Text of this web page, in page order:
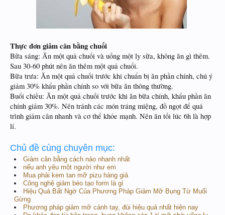
Thực đơn giảm cân bằng chuối
Bữa sáng: Ăn một quả chuối và uống một ly sữa, không ăn gì thêm.
Sau 30-60 phút nên ăn thêm một quả chuối.
Bữa trưa: Ăn một quả chuối trước khi chuẩn bị ăn phần chính, chú ý
giảm 30% khẩu phần chính so với bữa ăn thông thường.
Buổi chiều: Ăn một quả chuối trước khi ăn bữa chính, khẩu phần ăn
chính giảm 30%. Nên tránh các món tráng miệng, đồ ngọt để quá
trình giảm cân nhanh và cơ thể khỏe mạnh. Nên ăn tối lúc 6h là hợp
lí.
Chủ đề cùng chuyên mục:
Giảm cân bằng cách nào nhanh nhất
nếu anh yêu một người như em
Mua phải kem tan mỡ pizu hàng giả
Công nghệ giảm béo tạo form là gì
Hiệu Quả Bất Ngờ Của Phương Pháp Giảm Mỡ Bụng Từ Muối
Gừng
Phương pháp giảm mỡ cánh tay, đùi hiệu quả nhất hiện nay